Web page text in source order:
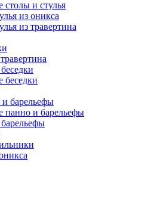
и стулья
из оникса
из травертина
барельефы
и барельефы